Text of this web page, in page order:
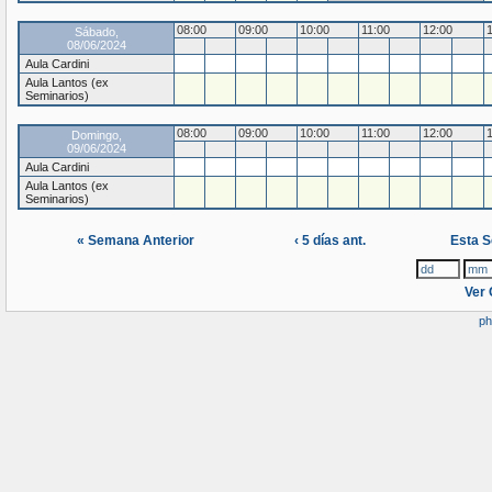
Sábado,
08/06/2024
08:00 09:00 10:00 11:00 12:00
Aula Cardini
Aula Lantos (ex
Seminarios)
Domingo,
09/06/2024
08:00 09:00 10:00 11:00 12:00
Aula Cardini
Aula Lantos (ex
Seminarios)
« Semana Anterior ‹ 5 días ant. Esta
Ver